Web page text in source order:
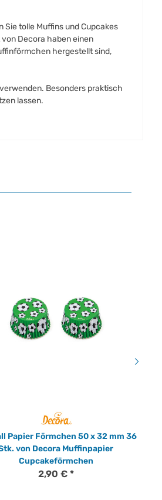
Sie tolle Muffins und Cupcakes
Decora haben einen
hergestellt sind,
Besonders praktisch
lassen.
Papier Förmchen 50 x 32 mm 36
von Decora Muffinpapier
Cupcakeförmchen
2,90 € *